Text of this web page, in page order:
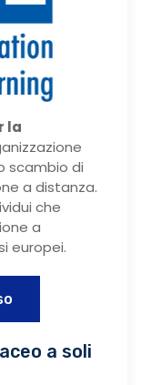
la
scambio di
a distanza.
che
a
europei.
a soli